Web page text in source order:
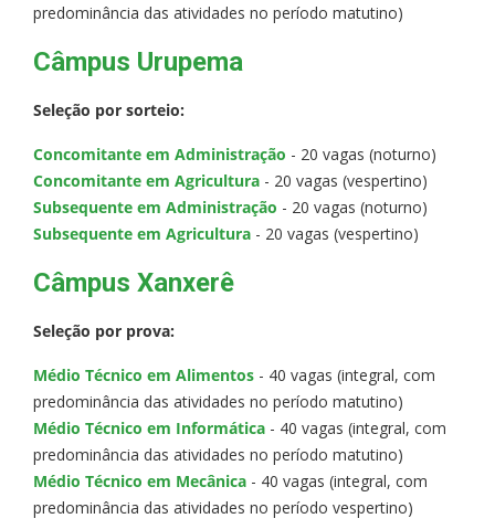
predominância das atividades no período matutino)
Câmpus Urupema
Seleção por sorteio:
Concomitante em Administração - 20 vagas (noturno)
Concomitante em Agricultura - 20 vagas (vespertino)
Subsequente em Administração - 20 vagas (noturno)
Subsequente em Agricultura - 20 vagas (vespertino)
Câmpus Xanxerê
Seleção por prova:
Médio Técnico em Alimentos - 40 vagas (integral, com
predominância das atividades no período matutino)
Médio Técnico em Informática - 40 vagas (integral, com
predominância das atividades no período matutino)
Médio Técnico em Mecânica - 40 vagas (integral, com
predominância das atividades no período vespertino)